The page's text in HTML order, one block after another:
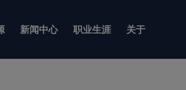
新闻中心 职业生涯 关于